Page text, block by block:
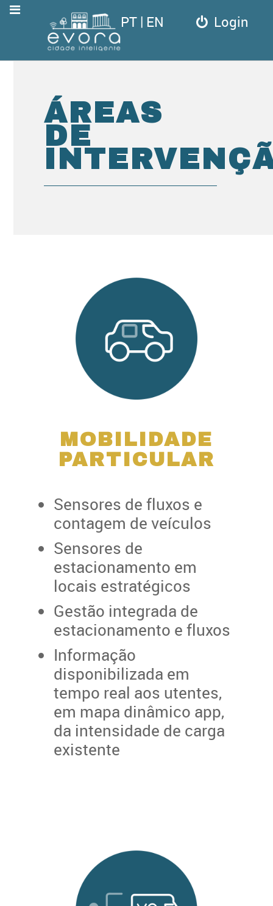
PT| EN Login
ÁREAS
DE
MOBILIDADE
PARTICULAR
Sensores de fluxos e
contagem de veículos
Sensores de
estacionamento em
locais estratégicos
Gestão integrada de
estacionamento e fluxos
Informação
disponibilizada em
tempo real aos utentes,
em mapa dinâmico app,
da intensidade de carga
existente